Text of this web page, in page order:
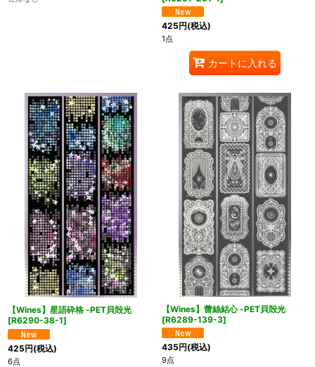
425円(税込)
1点
カートに入れる
【Wines】星語砕格 -PET貝殻光
[R6290-38-1]
425円(税込)
6点
【Wines】蕾絲結心 -PET貝殻光
[R6289-139-3]
435円(税込)
9点